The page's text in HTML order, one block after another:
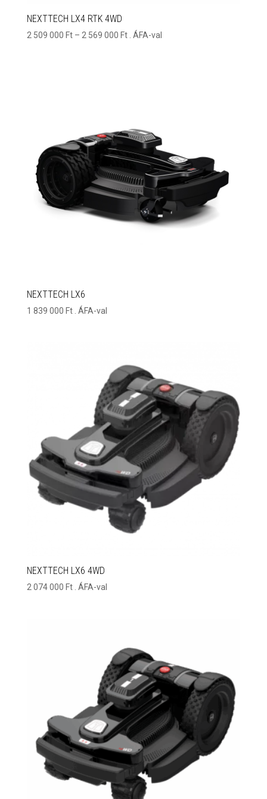
NEXTTECH LX4 RTK 4WD
2 509 000 Ft – 2 569 000 FtÁrtartomány:
000 Ft
. ÁFA-val
NEXTTECH LX6
1 839 000 Ft . ÁFA-val
NEXTTECH LX6 4WD
2 074 000 Ft . ÁFA-val